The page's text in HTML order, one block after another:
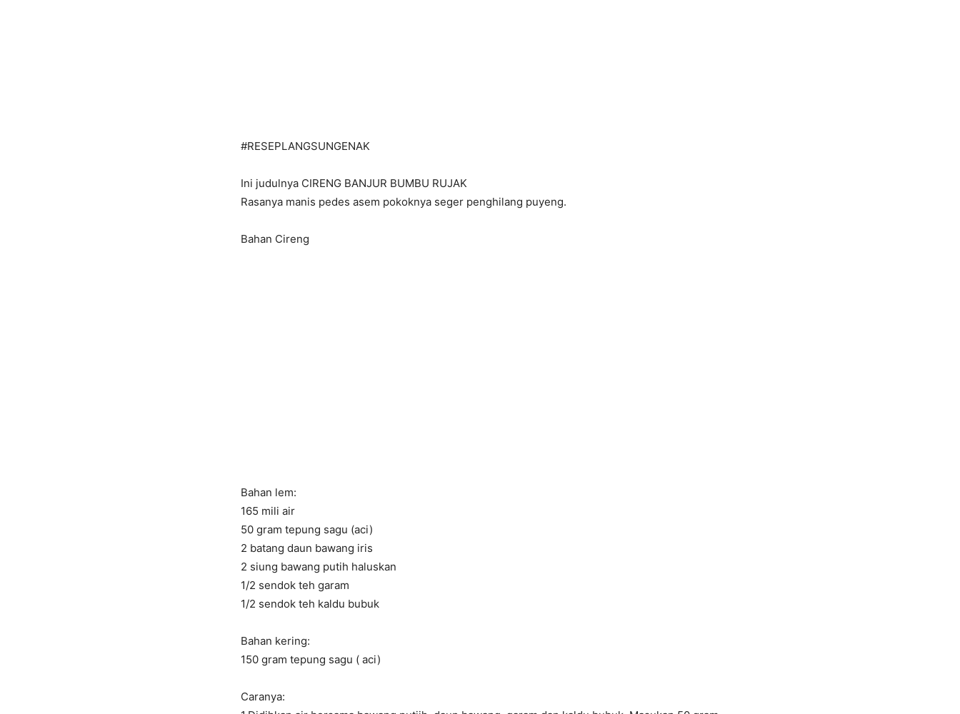
#RESEPLANGSUNGENAK
Ini judulnya CIRENG BANJUR BUMBU RUJAK
Rasanya manis pedes asem pokoknya seger penghilang puyeng.
Bahan Cireng
Bahan lem:
165 mili air
50 gram tepung sagu (aci)
2 batang daun bawang iris
2 siung bawang putih haluskan
1/2 sendok teh garam
1/2 sendok teh kaldu bubuk
Bahan kering:
150 gram tepung sagu ( aci)
Caranya: